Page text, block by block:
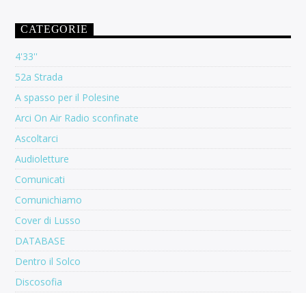
CATEGORIE
4'33''
52a Strada
A spasso per il Polesine
Arci On Air Radio sconfinate
Ascoltarci
Audioletture
Comunicati
Comunichiamo
Cover di Lusso
DATABASE
Dentro il Solco
Discosofia